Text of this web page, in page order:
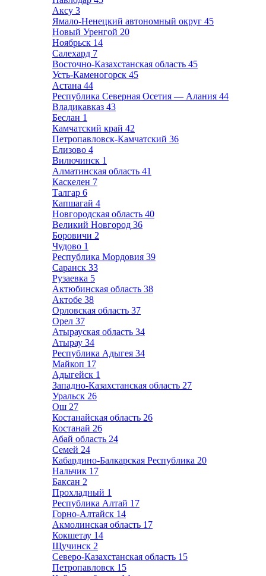
Аксу 3
Ямало-Ненецкий автономный округ 45
Новый Уренгой 20
Ноябрьск 14
Салехард 7
Восточно-Казахстанская область 45
Усть-Каменогорск 45
Астана 44
Республика Северная Осетия — Алания 44
Владикавказ 43
Беслан 1
Камчатский край 42
Петропавловск-Камчатский 36
Елизово 4
Вилючинск 1
Алматинская область 41
Каскелен 7
Талгар 6
Капшагай 4
Новгородская область 40
Великий Новгород 36
Боровичи 2
Чудово 1
Республика Мордовия 39
Саранск 33
Рузаевка 5
Актюбинская область 38
Актобе 38
Орловская область 37
Орел 37
Атырауская область 34
Атырау 34
Республика Адыгея 34
Майкоп 17
Адыгейск 1
Западно-Казахстанская область 27
Уральск 26
Ош 27
Костанайская область 26
Костанай 26
Абай область 24
Семей 24
Кабардино-Балкарская Республика 20
Нальчик 17
Баксан 2
Прохладный 1
Республика Алтай 17
Горно-Алтайск 14
Акмолинская область 17
Кокшетау 14
Щучинск 2
Северо-Казахстанская область 15
Петропавловск 15